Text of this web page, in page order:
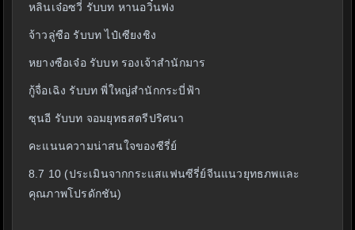
หลินเจ๋อซวี่ รับบท หานอวิ๋นฟง
จ้าวลู่ซือ รับบท ไป๋เซียงชิง
หยางซือเจ๋อ รับบท รองเจ้าสำนักมาร
กู้จื่อเฉิง รับบท พี่ใหญ่สำนักกระบี่ฟ้า
ซุนอี รับบท จอมยุทธสตรีปริศนา
คะแนนความน่าสนใจของซีรี่ย์
8.7 10 (ประเมินจากกระแสแฟนซีรี่ย์จีนแนวยุทธภพและ
คุณภาพโปรดักชัน)